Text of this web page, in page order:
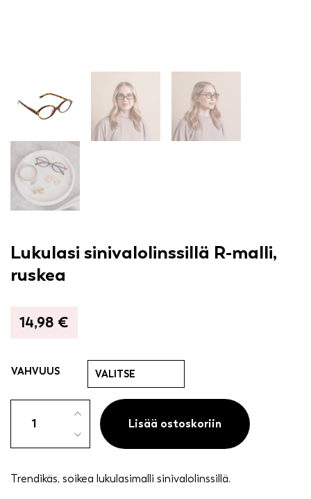
Lukulasi sinivalolinssillä R-malli,
ruskea
14,98 €
VAHVUUS
sinivalolinssillä
ruskea
Lisää ostoskoriin
Trendikäs, soikea lukulasimalli sinivalolinssillä.